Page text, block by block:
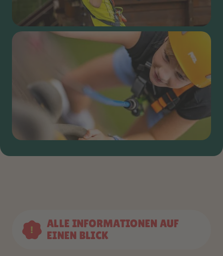
ALLE INFORMATIONEN AUF
EINEN BLICK